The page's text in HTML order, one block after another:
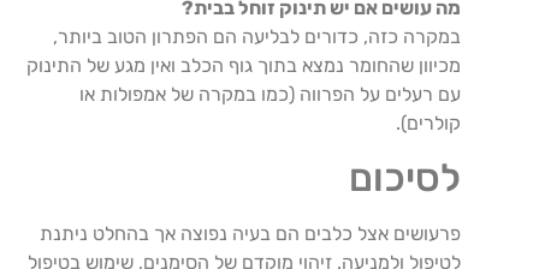
מה עושים אם יש תינוק זוחל בבית?
במקרה כזה, כדורים לבליעה הם הפתרון הטוב ביותר,
מכיוון שהחומר נמצא בתוך גוף הכלב ואין מגע של התינוק
עם רעלים על הפרווה (כמו במקרה של אמפולות או
קולרים).
לסיכום
פרעושים אצל כלבים הם בעיה נפוצה אך בהחלט ניתנת
לטיפול ולמניעה. זיהוי מוקדם של הסימנים, שימוש בטיפול